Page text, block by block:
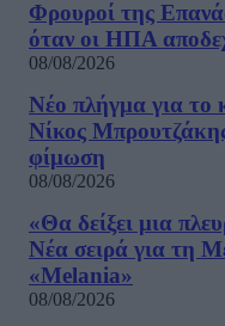
Φρουροί της
όταν οι ΗΠΑ
08/08/2026
Νέο πλήγμα για το
Νίκος
φίμωση
08/08/2026
«Θα δείξει μια
Νέα σειρά για τη
«Melania»
08/08/2026